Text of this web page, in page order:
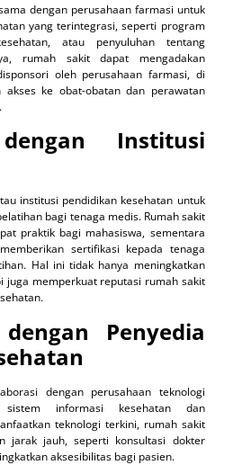
dengan perusahaan farmasi untuk
yang terintegrasi, seperti program
atau penyuluhan tentang
rumah sakit dapat mengadakan
oleh perusahaan farmasi, di
akses ke obat-obatan dan perawatan
Institusi
institusi pendidikan kesehatan untuk
bagi tenaga medis. Rumah sakit
praktik bagi mahasiswa, sementara
sertifikasi kepada tenaga
Hal ini tidak hanya meningkatkan
juga memperkuat reputasi rumah sakit
Penyedia
dengan perusahaan teknologi
sistem informasi kesehatan dan
teknologi terkini, rumah sakit
jarak jauh, seperti konsultasi dokter
aksesibilitas bagi pasien.